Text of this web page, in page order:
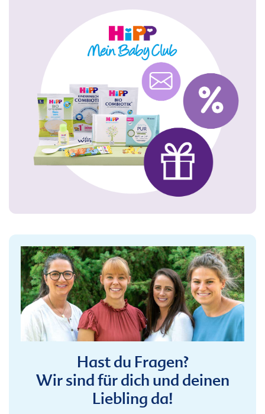
Hast du Fragen?
Wir sind für dich und deinen
Liebling da!